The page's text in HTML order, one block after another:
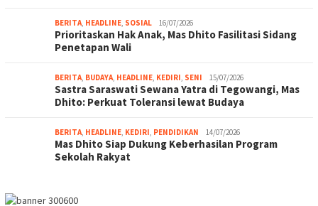
BERITA, HEADLINE, SOSIAL 16/07/2026
Prioritaskan Hak Anak, Mas Dhito Fasilitasi Sidang
Penetapan Wali
BERITA, BUDAYA, HEADLINE, KEDIRI, SENI 15/07/2026
Sastra Saraswati Sewana Yatra di Tegowangi, Mas
Dhito: Perkuat Toleransi lewat Budaya
BERITA, HEADLINE, KEDIRI, PENDIDIKAN 14/07/2026
Mas Dhito Siap Dukung Keberhasilan Program
Sekolah Rakyat